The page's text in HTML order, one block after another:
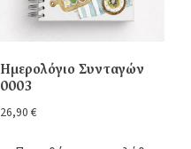
Ημερολόγιο Συνταγών
0003
26,90 €